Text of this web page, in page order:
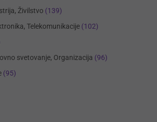
Živilstvo (139)
Telekomunikacije (102)
svetovanje, Organizacija (96)
(95)